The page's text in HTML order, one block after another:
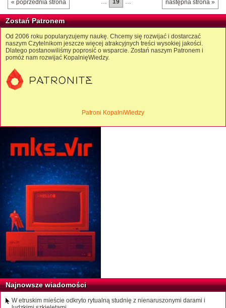
« poprzednia strona następna strona »
… 19 …
Zostań Patronem
Od 2006 roku popularyzujemy naukę. Chcemy się rozwijać i dostarczać
naszym Czytelnikom jeszcze więcej atrakcyjnych treści wysokiej jakości.
Dlatego postanowiliśmy poprosić o wsparcie. Zostań naszym Patronem i
pomóż nam rozwijać KopalnięWiedzy.
Patroni KopalniWiedzy
Najnowsze wiadomości
W etruskim mieście odkryto rytualną studnię z nienaruszonymi darami i